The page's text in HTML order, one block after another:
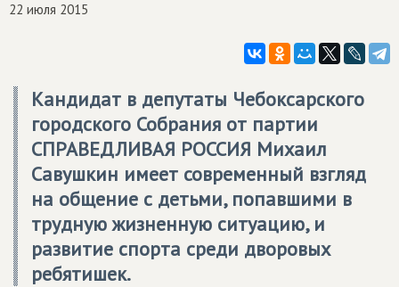
22 июля 2015
Кандидат в депутаты Чебоксарского
городского Собрания от партии
СПРАВЕДЛИВАЯ РОССИЯ Михаил
Савушкин имеет современный взгляд
на общение с детьми, попавшими в
трудную жизненную ситуацию, и
развитие спорта среди дворовых
ребятишек.